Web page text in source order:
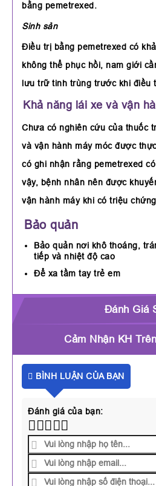
bằng pemetrexed.
Sinh sản
Điều trị bằng pemetrexed có
không thể phục hồi, nam giới
lưu trữ tinh trùng trước khi điều
Khả năng lái xe và vận
Chưa có nghiên cứu của thuốc
và vận hành máy móc được
có ghi nhận rằng pemetrexed
vậy, bệnh nhân nên được
vận hành máy khi có triệu
Bảo quản
Bảo quản nơi khô thoáng,
tiếp và nhiệt độ cao
Để xa tầm tay trẻ em
Đánh Giá
Cảm Nhận KH
BÌNH LUẬN CỦA BẠN
Đánh giá của bạn: